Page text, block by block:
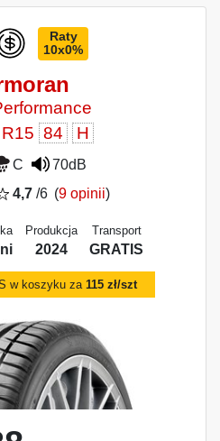
Raty
10x0%
84 H
C
70dB
4,7 /6 (9 opinii)
Produkcja
2024
Transport
GRATIS
w koszyku za 115 zł/szt